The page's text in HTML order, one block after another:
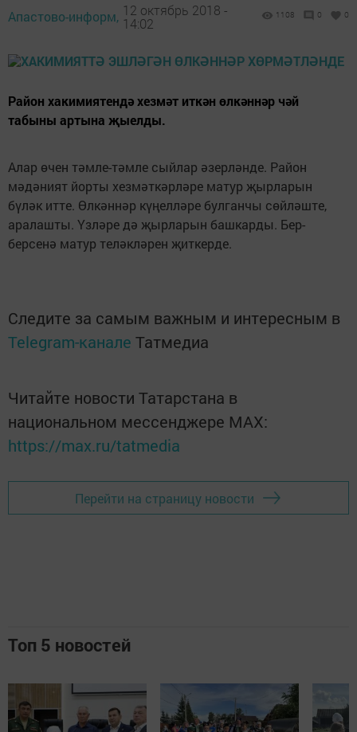
Апастово-информ, 12 октябрь 2018 -
14:02
1108 0 0
Район хакимиятендә хезмәт иткән өлкәннәр чәй
табыны артына җыелды.
Алар өчен тәмле-тәмле сыйлар әзерләнде. Район
мәдәният йорты хезмәткәрләре матур җырларын
бүләк итте. Өлкәннәр күңелләре булганчы сөйләште,
аралашты. Үзләре дә җырларын башкарды. Бер-
берсенә матур теләкләрен җиткерде.
Следите за самым важным и интересным в
Telegram-канале Татмедиа
Читайте новости Татарстана в
национальном мессенджере MАХ:
https://max.ru/tatmedia
Перейти на страницу новости
Топ 5 новостей